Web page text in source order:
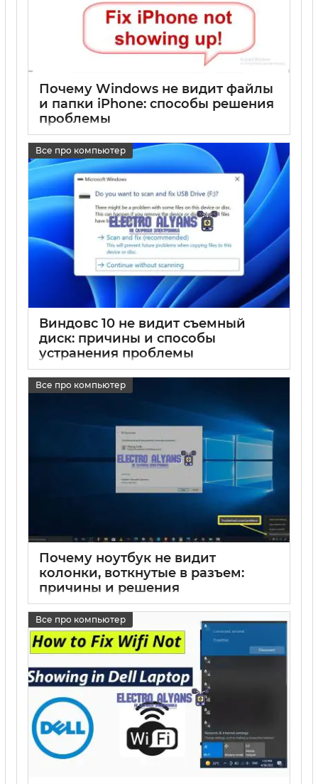
Почему Windows не видит файлы
и папки iPhone: способы решения
проблемы
Все про компьютер
Виндовс 10 не видит съемный
диск: причины и способы
устранения проблемы
Все про компьютер
Почему ноутбук не видит
колонки, воткнутые в разъем:
причины и решения
Все про компьютер